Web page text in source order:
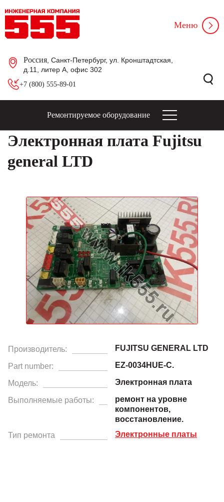
Россия , Санкт-Петербург, ул. Кронштадтская,
д.11, литер А, офис 302
+7 (800) 555-89-01
Меню
Ремонтируемое оборудование
Электронная плата Fujitsu
general LTD
Производитель: FUJITSU GENERAL LTD
Part number: EZ-0034HUE-C.
Модель: Электронная плата
Выполняемые работы:
ремонт на уровне
компонентов,
восстановление.
Тип ремонта
Электронные платы